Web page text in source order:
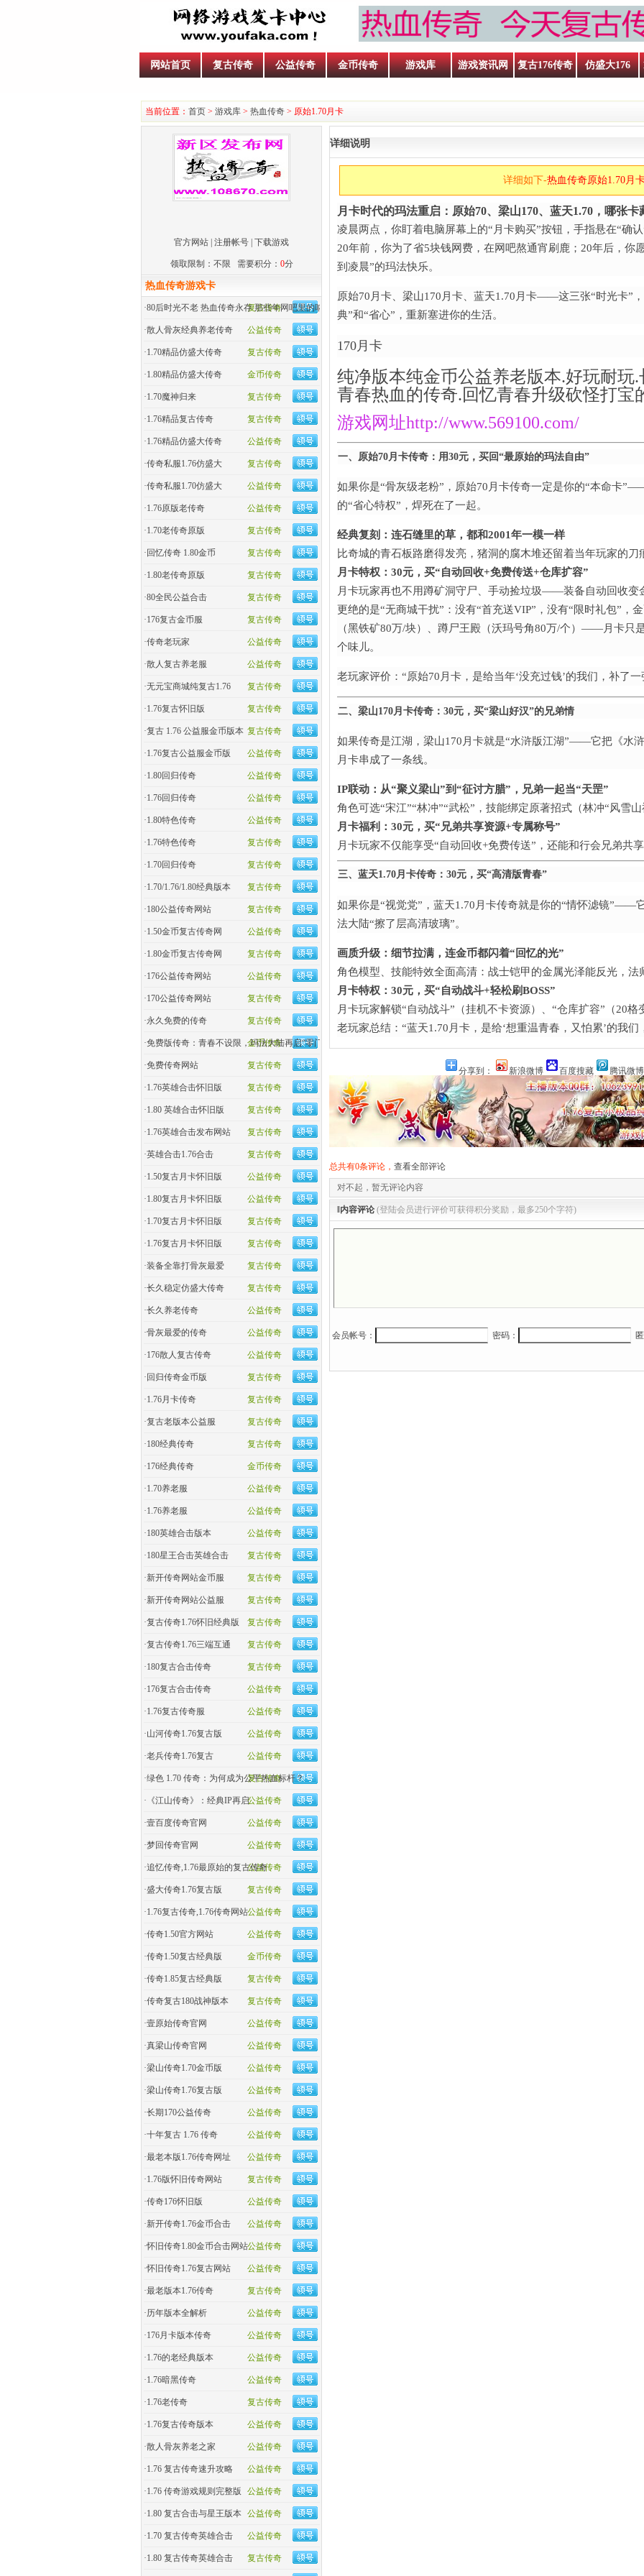
网站首页 复古传奇 公益传奇 金币传奇 游戏库 游戏资讯网 复古176传奇 仿盛大176
当前位置： 首页 > 游戏库 > 热血传奇 > 原始1.70月卡
官方网站 注册帐号 下载游戏
领取限制：不限 需要积分： 0分
热血传奇游戏卡
复古传奇
·80后时光不老 热血传奇永存 那些年网吧里的呐喊
公益传奇
·散人骨灰经典养老传奇
复古传奇
·1.70精品仿盛大传奇
金币传奇
·1.80精品仿盛大传奇
复古传奇
·1.70魔神归来
复古传奇
·1.76精品复古传奇
公益传奇
·1.76精品仿盛大传奇
复古传奇
·传奇私服1.76仿盛大
公益传奇
·传奇私服1.70仿盛大
公益传奇
·1.76原版老传奇
复古传奇
·1.70老传奇原版
复古传奇
· 回忆传奇 1.80金币
复古传奇
·1.80老传奇原版
复古传奇
·80全民公益合击
复古传奇
·176复古金币服
公益传奇
·传奇老玩家
公益传奇
·散人复古养老服
复古传奇
·无元宝商城纯复古1.76
复古传奇
·1.76复古怀旧版
复古传奇
·复古 1.76 公益服金币版本
公益传奇
·1.76复古公益服金币版
公益传奇
·1.80回归传奇
公益传奇
·1.76回归传奇
公益传奇
·1.80特色传奇
复古传奇
·1.76特色传奇
复古传奇
·1.70回归传奇
复古传奇
·1.70/1.76/1.80经典版本
复古传奇
·180公益传奇网站
公益传奇
·1.50金币复古传奇网
复古传奇
·1.80金币复古传奇网
公益传奇
·176公益传奇网站
复古传奇
·170公益传奇网站
复古传奇
·永久免费的传奇
金币传奇
·免费版传奇：青春不设限，玛法大陆再启“零门槛”热血
复古传奇
·免费传奇网站
复古传奇
·1.76英雄合击怀旧版
复古传奇
·1.80 英雄合击怀旧版
复古传奇
·1.76英雄合击发布网站
复古传奇
·英雄合击1.76合击
公益传奇
·1.50复古月卡怀旧版
公益传奇
·1.80复古月卡怀旧版
复古传奇
·1.70复古月卡怀旧版
复古传奇
·1.76复古月卡怀旧版
复古传奇
·装备全靠打骨灰最爱
复古传奇
·长久稳定仿盛大传奇
公益传奇
·长久养老传奇
公益传奇
·骨灰最爱的传奇
公益传奇
·176散人复古传奇
复古传奇
· 回归传奇金币版
复古传奇
·1.76月卡传奇
复古传奇
·复古老版本公益服
复古传奇
·180经典传奇
金币传奇
·176经典传奇
公益传奇
·1.70养老服
公益传奇
·1.76养老服
公益传奇
·180英雄合击版本
复古传奇
·180星王合击英雄合击
复古传奇
·新开传奇网站金币服
复古传奇
·新开传奇网站公益服
复古传奇
·复古传奇1.76怀旧经典版
复古传奇
·复古传奇1.76三端互通
复古传奇
·180复古合击传奇
公益传奇
·176复古合击传奇
公益传奇
·1.76复古传奇服
公益传奇
·山河传奇1.76复古版
公益传奇
·老兵传奇1.76复古
复古传奇
·绿色 1.70 传奇：为何成为公平热血标杆？
公益传奇
· 《江山传奇》：经典IP再启
公益传奇
·壹百度传奇官网
公益传奇
·梦回传奇官网
公益传奇
·追忆传奇,1.76最原始的复古传奇
复古传奇
·盛大传奇1.76复古版
公益传奇
·1.76复古传奇,1.76传奇网站
公益传奇
·传奇1.50官方网站
金币传奇
·传奇1.50复古经典版
复古传奇
·传奇1.85复古经典版
复古传奇
·传奇复古180战神版本
公益传奇
·壹原始传奇官网
公益传奇
·真梁山传奇官网
公益传奇
·梁山传奇1.70金币版
公益传奇
·梁山传奇1.76复古版
公益传奇
·长期170公益传奇
公益传奇
·十年复古 1.76 传奇
公益传奇
·最老本版1.76传奇网址
复古传奇
·1.76版怀旧传奇网站
公益传奇
·传奇176怀旧版
公益传奇
·新开传奇1.76金币合击
公益传奇
·怀旧传奇1.80金币合击网站
公益传奇
·怀旧传奇1.76复古网站
复古传奇
·最老版本1.76传奇
公益传奇
·历年版本全解析
公益传奇
·176月卡版本传奇
公益传奇
·1.76的老经典版本
公益传奇
·1.76暗黑传奇
复古传奇
·1.76老传奇
公益传奇
·1.76复古传奇版本
公益传奇
·散人骨灰养老之家
公益传奇
·1.76 复古传奇速升攻略
公益传奇
·1.76 传奇游戏规则完整版
公益传奇
·1.80 复古合击与星王版本
公益传奇
·1.70 复古传奇英雄合击
复古传奇
·1.80 复古传奇英雄合击
详细说明
详细如下-热血传奇原始1.70月
月卡时代的玛法重启：原始70、梁山170、蓝天1.70，哪张
凌晨两点，你盯着电脑屏幕上的“月卡购买”按钮，手指悬在“确
20年前，你为了省5块钱网费，在网吧熬通宵刷鹿；20年后，你
到凌晨”的玛法快乐。
原始70月卡、梁山170月卡、蓝天1.70月卡——这三张“时光卡”
典”和“省心”，重新塞进你的生活。
170月卡
纯净版本纯金币公益养老版本.好玩耐玩
青春热血的传奇.回忆青春升级砍怪打宝
游戏网址http://www.569100.com/
一、原始70月卡传奇：用30元，买回“最原始的玛法自由”​
如果你是“骨灰级老粉”，原始70月卡传奇一定是你的“本命卡
的“省心特权”，焊死在了一起。
经典复刻：连石缝里的草，都和2001年一模一样
比奇城的青石板路磨得发亮，猪洞的腐木堆还留着当年玩家的
月卡特权：30元，买“自动回收+免费传送+仓库扩容”​
月卡玩家再也不用蹲矿洞守尸、手动捡垃圾——装备自动回收变
更绝的是“无商城干扰”：没有“首充送VIP”，没有“限时礼包”，
（黑铁矿80万/块）、蹲尸王殿（沃玛号角80万/个）——月卡只
个味儿。
老玩家评价：“原始70月卡，是给当年‘没充过钱’的我们，补了一
二、梁山170月卡传奇：30元，买“梁山好汉”的兄弟情
如果传奇是江湖，梁山170月卡就是“水浒版江湖”——它把《水
月卡串成了一条线。
IP联动：从“聚义梁山”到“征讨方腊”，兄弟一起当“天罡”​
角色可选“宋江”“林冲”“武松”，技能绑定原著招式（林冲“风雪
月卡福利：30元，买“兄弟共享资源+专属称号”​
月卡玩家不仅能享受“自动回收+免费传送”，还能和行会兄弟共
三、蓝天1.70月卡传奇：30元，买“高清版青春”​
如果你是“视觉党”，蓝天1.70月卡传奇就是你的“情怀滤镜”——
法大陆“擦了层高清玻璃”。
画质升级：细节拉满，连金币都闪着“回忆的光”​
角色模型、技能特效全面高清：战士铠甲的金属光泽能反光，
月卡特权：30元，买“自动战斗+轻松刷BOSS”​
月卡玩家解锁“自动战斗”（挂机不卡资源）、“仓库扩容”（20
老玩家总结：“蓝天1.70月卡，是给‘想重温青春，又怕累’的我们
分享到： 新浪微博 百度搜藏 腾讯微博
总共有0条评论， 查看全部评论
对不起，暂无评论内容
‖内容评论 (登陆会员进行评价可获得积分奖励，最多250个字符)
会员帐号： 密码：